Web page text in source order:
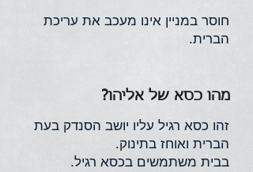
חוסר במניין אינו מעכב את עריכת
הברית.
מהו כסא של אליהו?
זהו כסא רגיל עליו יושב הסנדק בעת
הברית ואוחז בתינוק.
בבית משתמשים בכסא רגיל.